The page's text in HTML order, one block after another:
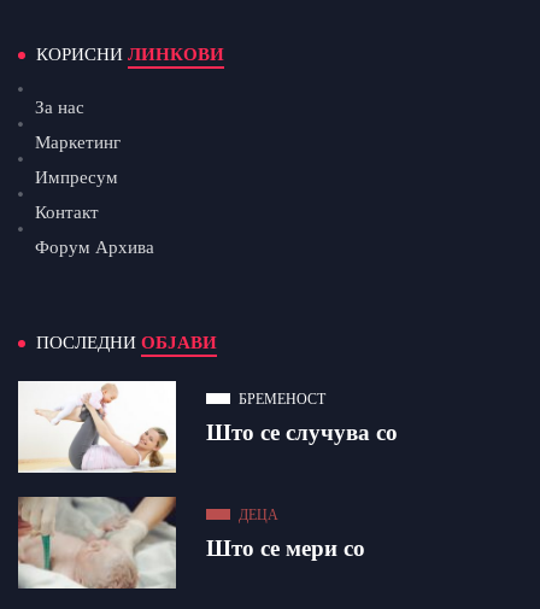
КОРИСНИ ЛИНКОВИ
За нас
Маркетинг
Импресум
Контакт
Форум Архива
ПОСЛЕДНИ ОБЈАВИ
БРЕМЕНОСТ
Што се случува со
ДЕЦА
Што се мери со